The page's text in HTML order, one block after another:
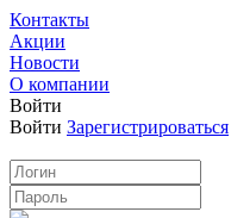
Контакты
Акции
Новости
О компании
Войти
Войти Зарегистрироваться